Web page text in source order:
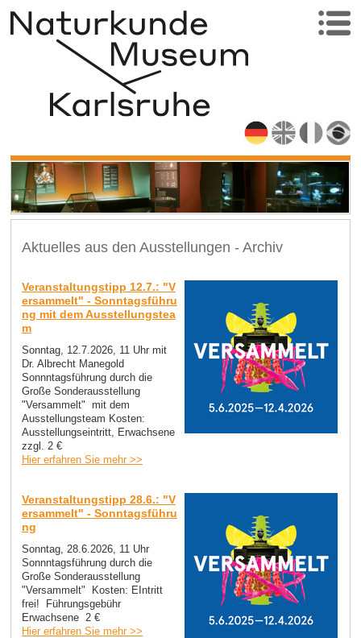
Aktuelles aus den Ausstellungen - Archiv
Veranstaltungstipp 12.7.: "V
ersammelt" - Sonntagsführu
ng mit dem Ausstellungstea
m
Sonntag, 12.7.2026, 11 Uhr mit
Dr. Albrecht Manegold
Sonnntagsführung durch die
Große Sonderausstellung
"Versammelt" mit dem
Ausstellungsteam Kosten:
Ausstellungseintritt, Erwachsene
zzgl. 2 €
Hier erfahren Sie mehr >>
Veranstaltungstipp 28.6.: "V
ersammelt" - Sonntagsführu
ng
Sonntag, 28.6.2026, 11 Uhr
Sonnntagsführung durch die
Große Sonderausstellung
"Versammelt" Kosten: EIntritt
frei! Führungsgebühr
Erwachsene 2 €
Hier erfahren Sie mehr >>